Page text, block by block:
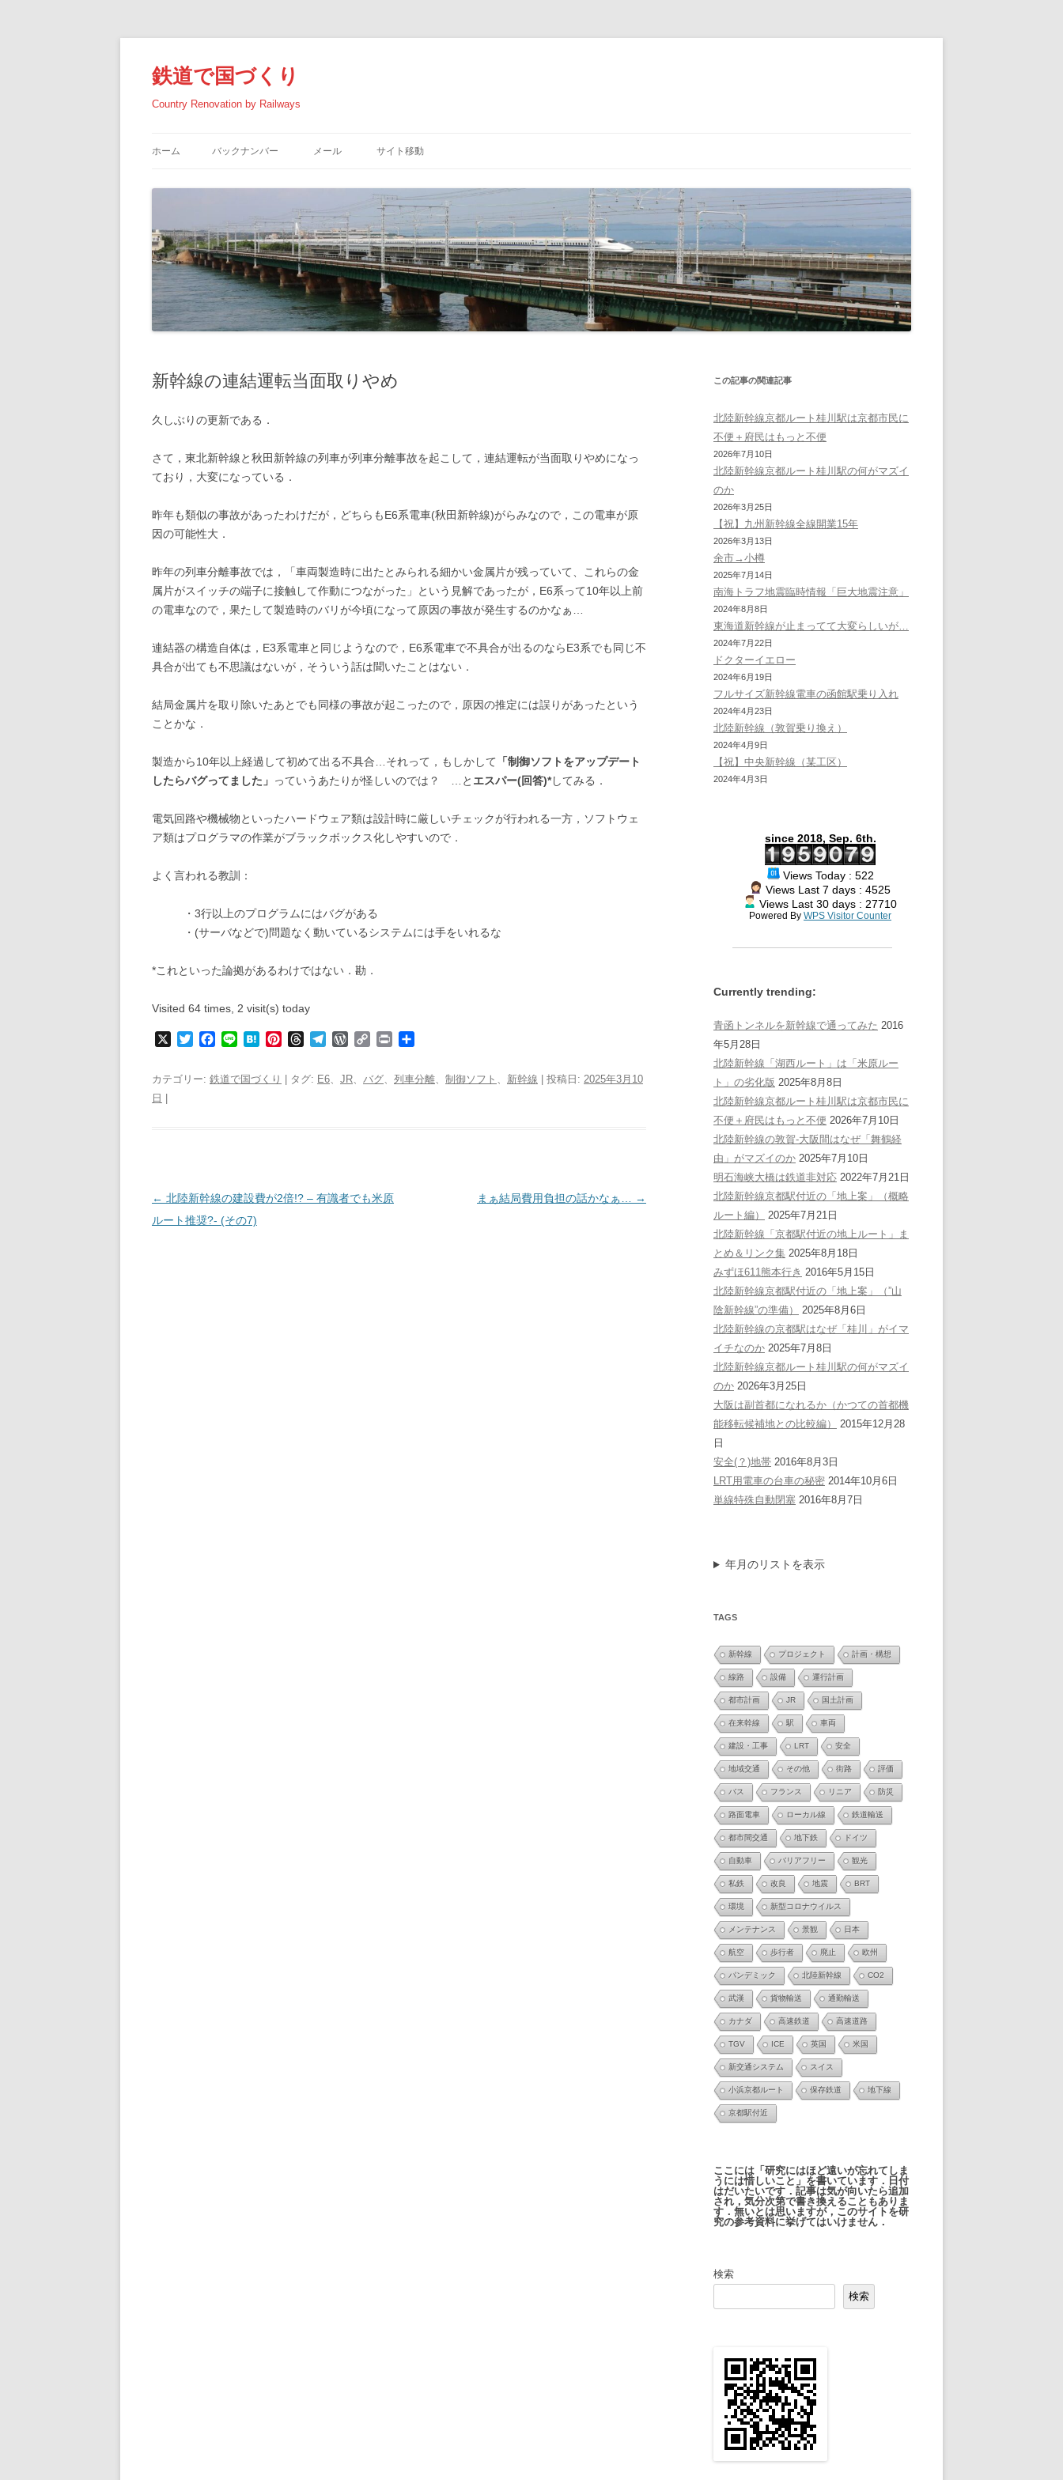
テ
ン
ツ
へ
ス
鉄道で国づくり
Country Renovation by Railways
ホーム バックナンバー
2025年の記事
2024年の記事
2023年の記事
2022年の記事
2020年の記事
2017年の記事
2016年の記事
2015年の記事
2014年の記事
2013年の記事
2011年の記事
2010年の記事
2008年の記事
2006年の記事
メール サイト移動
「学科」に戻る
「大学」に戻る
新幹線の連結運転当面取りやめ
久しぶりの更新である．
さて，東北新幹線と秋田新幹線の列車が列車分離事故を起こして，連結運転が当面取りやめになっ
ており，大変になっている．
昨年も類似の事故があったわけだが，どちらもE6系電車(秋田新幹線)がらみなので，この電車が原
因の可能性大．
昨年の列車分離事故では，「車両製造時に出たとみられる細かい金属片が残っていて、これらの金
属片がスイッチの端子に接触して作動につながった」という見解であったが，E6系って10年以上前
の電車なので，果たして製造時のバリが今頃になって原因の事故が発生するのかなぁ…
連結器の構造自体は，E3系電車と同じようなので，E6系電車で不具合が出るのならE3系でも同じ不
具合が出ても不思議はないが，そういう話は聞いたことはない．
結局金属片を取り除いたあとでも同様の事故が起こったので，原因の推定には誤りがあったという
ことかな．
製造から10年以上経過して初めて出る不具合…それって，もしかして
「制御ソフトをアップデート
したらバグってました」 っていうあたりが怪しいのでは？ …と エスパー(回答)*してみる．
電気回路や機械物といったハードウェア類は設計時に厳しいチェックが行われる一方，ソフトウェ
ア類はプログラマの作業がブラックボックス化しやすいので．
よく言われる教訓：
・3行以上のプログラムにはバグがある
・(サーバなどで)問題なく動いているシステムには手をいれるな
*これといった論拠があるわけではない．勘．
Visited 64 times, 2 visit(s) today
e
e
H
e
e
e
W
d
C
y
n
カテゴリー: 鉄道で国づくり | タグ: E6、 JR、 バグ、 列車分離、 制御ソフト 、 新幹線 | 投稿日: 2025年3月10
日
投
稿
← 北陸新幹線の建設費が2倍!? – 有識者でも米原
ルート推奨?- (その7)
まぁ結局費用負担の話かなぁ… →
この記事の関連記事
北陸新幹線京都ルート桂川駅は京都市民に
不便＋府民はもっと不便
2026年7月10日
北陸新幹線京都ルート桂川駅の何がマズイ
のか
2026年3月25日
【祝】九州新幹線全線開業15年
2026年3月13日
余市→小樽
2025年7月14日
南海トラフ地震臨時情報「巨大地震注意」
2024年8月8日
東海道新幹線が止まってて大変らしいが…
2024年7月22日
ドクターイエロー
2024年6月19日
フルサイズ新幹線電車の函館駅乗り入れ
2024年4月23日
北陸新幹線（敦賀乗り換え）
2024年4月9日
【祝】中央新幹線（某工区）
2024年4月3日
since 2018, Sep. 6th.
Views Today : 522
Views Last 7 days : 4525
Views Last 30 days : 27710
Powered By WPS Visitor Counter
Currently trending:
青函トンネルを新幹線で通ってみた 2016
年5月28日
北陸新幹線「湖西ルート」は「米原ルー
ト」の劣化版 2025年8月8日
北陸新幹線京都ルート桂川駅は京都市民に
不便＋府民はもっと不便 2026年7月10日
北陸新幹線の敦賀-大阪間はなぜ「舞鶴経
由」がマズイのか 2025年7月10日
明石海峡大橋は鉄道非対応 2022年7月21日
北陸新幹線京都駅付近の「地上案」（概略
ルート編）
2025年7月21日
北陸新幹線「京都駅付近の地上ルート」ま
とめ＆リンク集 2025年8月18日
みずほ611熊本行き 2016年5月15日
北陸新幹線京都駅付近の「地上案」（”山
陰新幹線”の準備）
2025年8月6日
北陸新幹線の京都駅はなぜ「桂川」がイマ
イチなのか 2025年7月8日
北陸新幹線京都ルート桂川駅の何がマズイ
のか 2026年3月25日
大阪は副首都になれるか（かつての首都機
能移転候補地との比較編）
2015年12月28
日
安全(？)地帯 2016年8月3日
LRT用電車の台車の秘密 2014年10月6日
単線特殊自動閉塞 2016年8月7日
年月のリストを表示
TAGS
新幹線 プロジェクト 計画・構想
線路 設備 運行計画
都市計画 JR 国土計画
在来幹線 駅 車両
建設・工事 LRT 安全
地域交通 その他 街路 評価
バス フランス リニア 防災
路面電車 ローカル線 鉄道輸送
都市間交通 地下鉄 ドイツ
自動車 バリアフリー 観光
私鉄 改良 地震 BRT
環境 新型コロナウイルス
メンテナンス 景観 日本
航空 歩行者 廃止 欧州
パンデミック 北陸新幹線 CO2
武漢 貨物輸送 通勤輸送
カナダ 高速鉄道 高速道路
TGV ICE 英国 米国
新交通システム スイス
小浜京都ルート 保存鉄道 地下線
京都駅付近
ここには「研究にはほど遠いが忘れてしま
うには惜しいこと」を書いています．日付
はだいたいです．記事は気が向いたら追加
され，気分次第で書き換えることもありま
す．無いとは思いますが，このサイトを研
究の参考資料に挙げてはいけません．
検索
検索